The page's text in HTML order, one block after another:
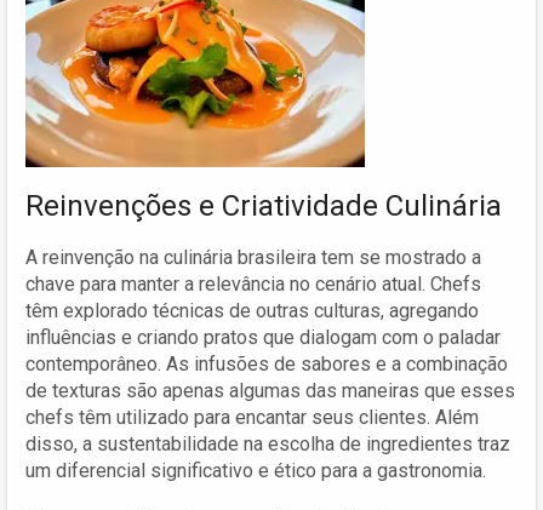
Reinvenções e Criatividade Culinária
A reinvenção na culinária brasileira tem se mostrado a
chave para manter a relevância no cenário atual. Chefs
têm explorado técnicas de outras culturas, agregando
influências e criando pratos que dialogam com o paladar
contemporâneo. As infusões de sabores e a combinação
de texturas são apenas algumas das maneiras que esses
chefs têm utilizado para encantar seus clientes. Além
disso, a sustentabilidade na escolha de ingredientes traz
um diferencial significativo e ético para a gastronomia.